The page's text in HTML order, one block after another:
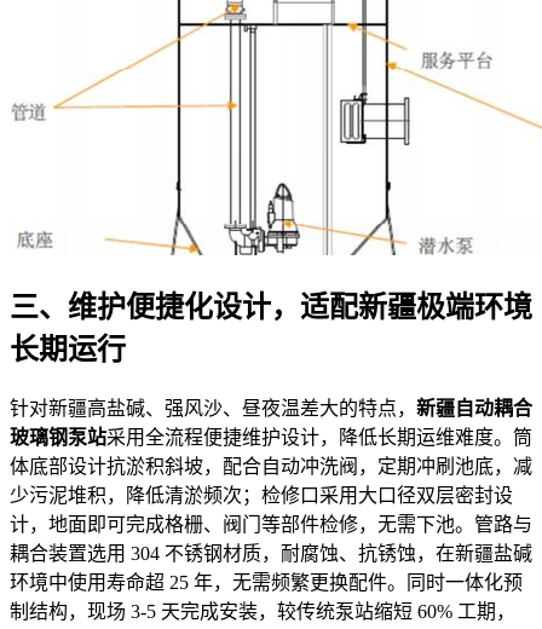
三、维护便捷化设计，适配新疆极端环境
长期运行
针对新疆高盐碱、强风沙、昼夜温差大的特点， 新疆自动耦合
玻璃钢泵站采用全流程便捷维护设计，降低长期运维难度。筒
体底部设计抗淤积斜坡，配合自动冲洗阀，定期冲刷池底，减
少污泥堆积，降低清淤频次；检修口采用大口径双层密封设
计，地面即可完成格栅、阀门等部件检修，无需下池。管路与
耦合装置选用 304 不锈钢材质，耐腐蚀、抗锈蚀，在新疆盐碱
环境中使用寿命超 25 年，无需频繁更换配件。同时一体化预
制结构，现场 3-5 天完成安装，较传统泵站缩短 60% 工期，